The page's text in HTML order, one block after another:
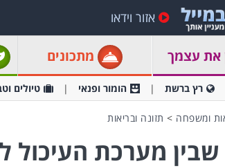
אזור וידאו
את עצמך מתכונים
רץ ברשת הומור ופנאי טיולים
ומשפחה > תזונה ובריאות
מערכת העיכול